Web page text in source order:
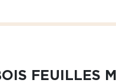
FEUILLES